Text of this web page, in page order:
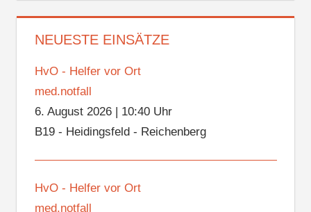
NEUESTE EINSÄTZE
HvO - Helfer vor Ort
med.notfall
6. August 2026| 10:40 Uhr
B19 - Heidingsfeld - Reichenberg
HvO - Helfer vor Ort
med.notfall